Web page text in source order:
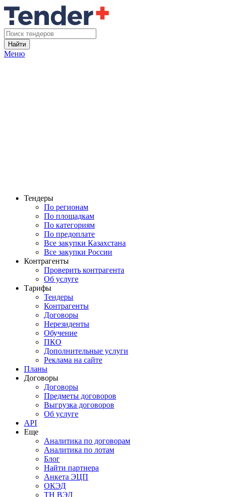
Найти
Меню
Тендеры
По регионам
По площадкам
По категориям
По предоплате
Все закупки Казахстана
Все закупки России
Контрагенты
Проверить контрагента
Об услуге
Тарифы
Тендеры
Контрагенты
Договоры
Нерезиденты
Обучение
ПКО
Дополнительные услуги
Реклама на сайте
Планы
Договоры
Договоры
Предметы договоров
Выгрузка договоров
Об услуге
API
Еще
Аналитика по договорам
Аналитика по лотам
Блог
Найти партнера
Анкета ЭЦП
ОКЭД
ТН ВЭД